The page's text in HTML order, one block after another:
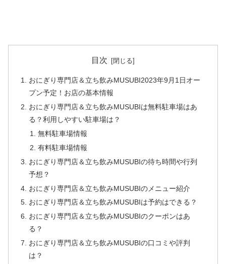
目次
おにぎり専門店＆立ち飲みMUSUBI2023年9月1日オー
プン予定！お店の基本情報
おにぎり専門店＆立ち飲みMUSUBIは無料駐車場はあ
る？利用しやすい駐車場は？
無料駐車場情報
有料駐車場情報
おにぎり専門店＆立ち飲みMUSUBIの待ち時間や行列
予想？
おにぎり専門店＆立ち飲みMUSUBIのメニュー紹介
おにぎり専門店＆立ち飲みMUSUBIは予約はできる？
おにぎり専門店＆立ち飲みMUSUBIのクーポンはあ
る？
おにぎり専門店＆立ち飲みMUSUBIの口コミや評判
は？